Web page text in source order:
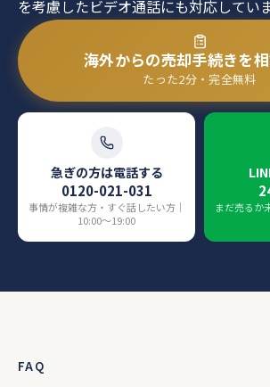
を考慮したビデオ通話にも対応していま
海外からの売却手続きを
たった2分・完全無料
急ぎの方は電話する
0120-021-031
事情が複雑な方・すぐ話したい方｜
10:00〜19:00
まだ売るか
FAQ